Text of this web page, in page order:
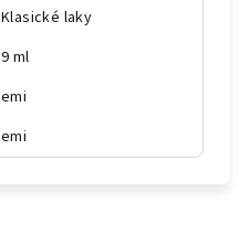
Klasické laky
9 ml
emi
emi